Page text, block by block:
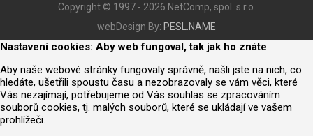
Copyright © 1997 - 2026 NetComp, spol. s r.o.
webDesign By: PESL.NAME
Nastavení cookies: Aby web fungoval, tak jak ho znáte
Aby naše webové stránky fungovaly správně, našli jste na nich, co
hledáte, ušetřili spoustu času a nezobrazovaly se vám věci, které
Vás nezajímají, potřebujeme od Vás souhlas se zpracováním
souborů cookies, tj. malých souborů, které se ukládají ve vašem
prohlížeči.